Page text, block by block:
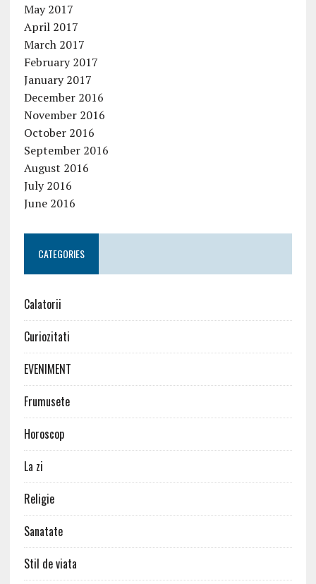
May 2017
April 2017
March 2017
February 2017
January 2017
December 2016
November 2016
October 2016
September 2016
August 2016
July 2016
June 2016
CATEGORIES
Calatorii
Curiozitati
EVENIMENT
Frumusete
Horoscop
La zi
Religie
Sanatate
Stil de viata